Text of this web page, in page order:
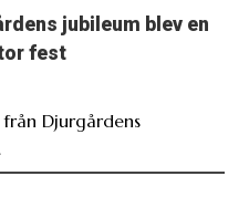
jubileum blev en
fest
från Djurgårdens